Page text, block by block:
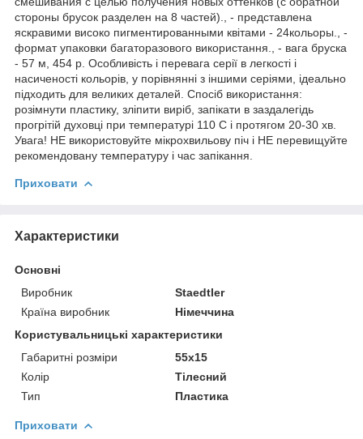
стороны брусок разделен на 8 частей)., - представлена
яскравими високо пигментированными квітами - 24кольоры., -
формат упаковки багаторазового використання., - вага бруска
- 57 м, 454 р. Особливість і перевага серії в легкості і
насиченості кольорів, у порівнянні з іншими серіями, ідеально
підходить для великих деталей. Спосіб використання:
розімнути пластику, зліпити виріб, запікати в заздалегідь
прогрітій духовці при температурі 110 С і протягом 20-30 хв.
Увага! НЕ використовуйте мікрохвильову піч і НЕ перевищуйте
рекомендовану температуру і час запікання.
Приховати
Характеристики
Основні
Виробник
Staedtler
Країна виробник
Німеччина
Користувальницькі характеристики
Габаритні розміри
55x15
Колір
Тілесний
Тип
Пластика
Приховати